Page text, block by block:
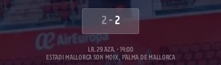
2-2
LR. 29 AZA. - 14:00
ESTADI MALLORCA SON MOIX , PALMA DE MALLORCA